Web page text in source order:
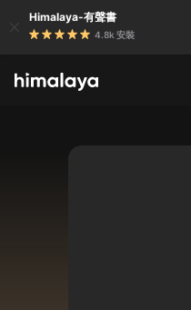
Himalaya-有聲書
4.8k 安裝